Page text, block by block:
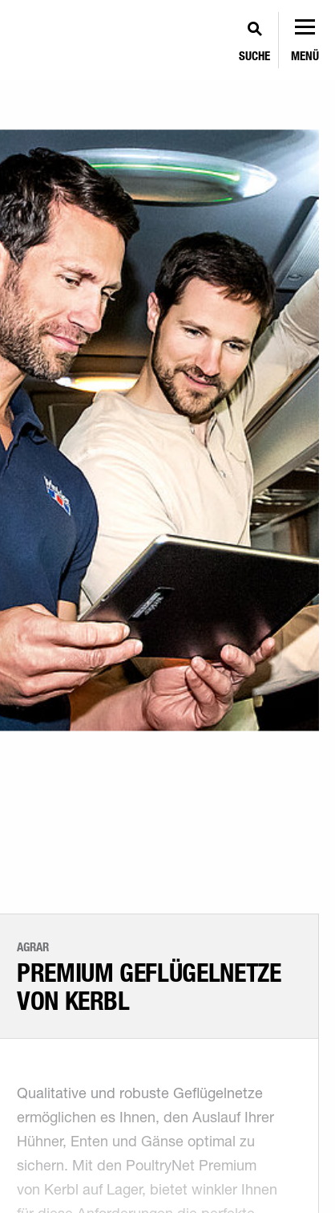
SUCHE MENÜ
AGRAR
PREMIUM GEFLÜGELNETZE
VON KERBL
Qualitative und robuste Geflügelnetze
ermöglichen es Ihnen, den Auslauf Ihrer
Hühner, Enten und Gänse optimal zu
sichern. Mit den PoultryNet Premium
von Kerbl auf Lager, bietet winkler Ihnen